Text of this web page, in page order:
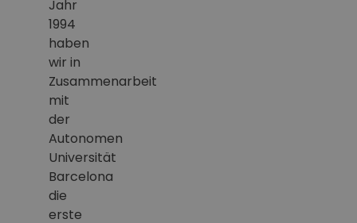
Jahr
1994
haben
wir in
Zusammenarbeit
mit
der
Autonomen
Universität
Barcelona
die
erste